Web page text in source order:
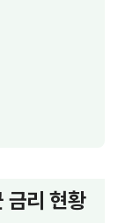
금리 현황